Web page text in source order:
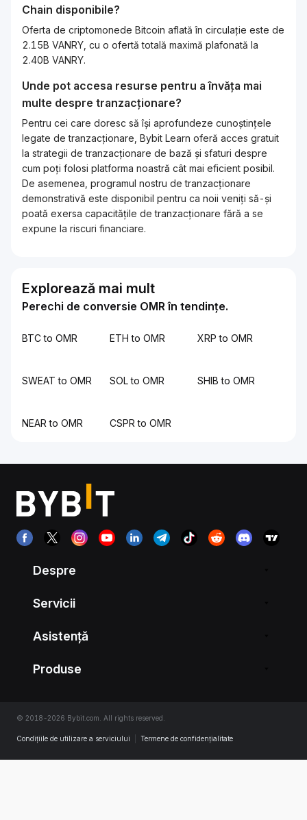
Chain disponibile?
Oferta de criptomonede Bitcoin aflată în circulație este de
2.15B VANRY, cu o ofertă totală maximă plafonată la
2.40B VANRY.
Unde pot accesa resurse pentru a învăța mai
multe despre tranzacționare?
Pentru cei care doresc să își aprofundeze cunoștințele
legate de tranzacționare, Bybit Learn oferă acces gratuit
la strategii de tranzacționare de bază și sfaturi despre
cum poți folosi platforma noastră cât mai eficient posibil.
De asemenea, programul nostru de tranzacționare
demonstrativă este disponibil pentru ca noii veniți să-și
poată exersa capacitățile de tranzacționare fără a se
expune la riscuri financiare.
Explorează mai mult
Perechi de conversie OMR în tendințe.
BTC to OMR ETH to OMR XRP to OMR
SWEAT to OMR SOL to OMR SHIB to OMR
NEAR to OMR CSPR to OMR
Despre
Servicii
Asistență
Produse
© 2018-2026 Bybit.com. All rights reserved.
Condițiile de utilizare a serviciului Termene de confidențialitate